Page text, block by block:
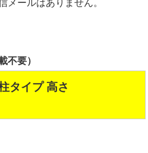
不要）
タイプ 高さ